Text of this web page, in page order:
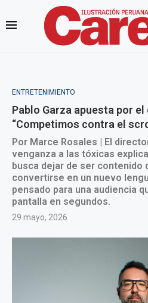
ENTRETENIMIENTO
Pablo Garza apuesta por
“Competimos contra el
Por Marce Rosales | El
venganza a las tóxicas
busca dejar de ser contenido
convertirse en un nuevo
pensado para una audiencia
pantalla en segundos.
29 mayo, 2026